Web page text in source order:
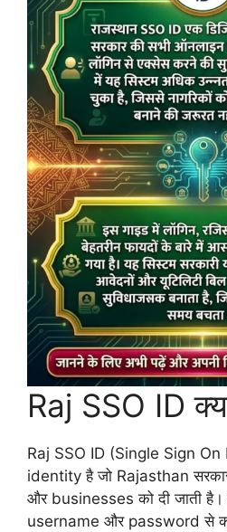
Raj SSO ID
Raj SSO ID (Single Sign
identity है जो Rajasthan सरकार
और businesses को दी जाती
username और password से